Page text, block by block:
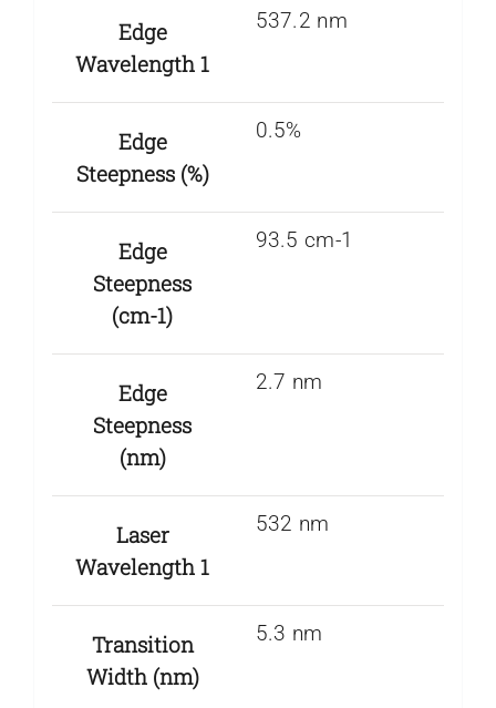
Edge
Wavelength 1
537.2 nm
Edge
Steepness (%)
0.5%
Edge
Steepness
(cm-1)
93.5 cm-1
Edge
Steepness
(nm)
2.7 nm
Laser
Wavelength 1
532 nm
Transition
Width (nm)
5.3 nm